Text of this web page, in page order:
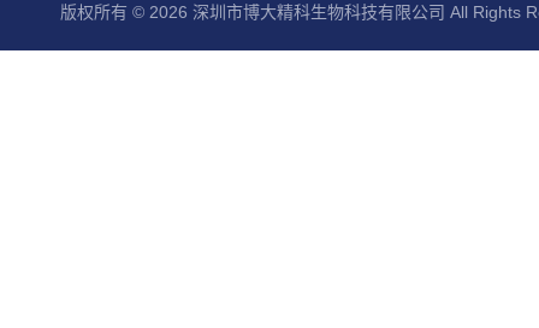
版权所有 © 2026 深圳市博大精科生物科技有限公司 All Rights